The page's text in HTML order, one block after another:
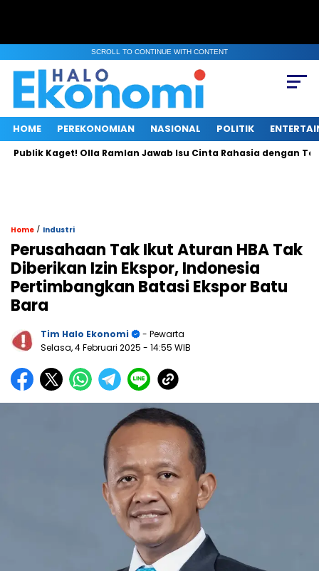
SCROLL TO CONTINUE WITH CONTENT
HOME PEREKONOMIAN NASIONAL POLITIK
Kaget! Olla Ramlan Jawab Isu Cinta Rahasia dengan Teuku
Home / Industri
Perusahaan Tak Ikut Aturan HBA Tak
Diberikan Izin Ekspor, Indonesia
Pertimbangkan Batasi Ekspor Batu
Bara
Tim Halo Ekonomi
- Pewarta
Selasa, 4 Februari 2025 - 14:55 WIB